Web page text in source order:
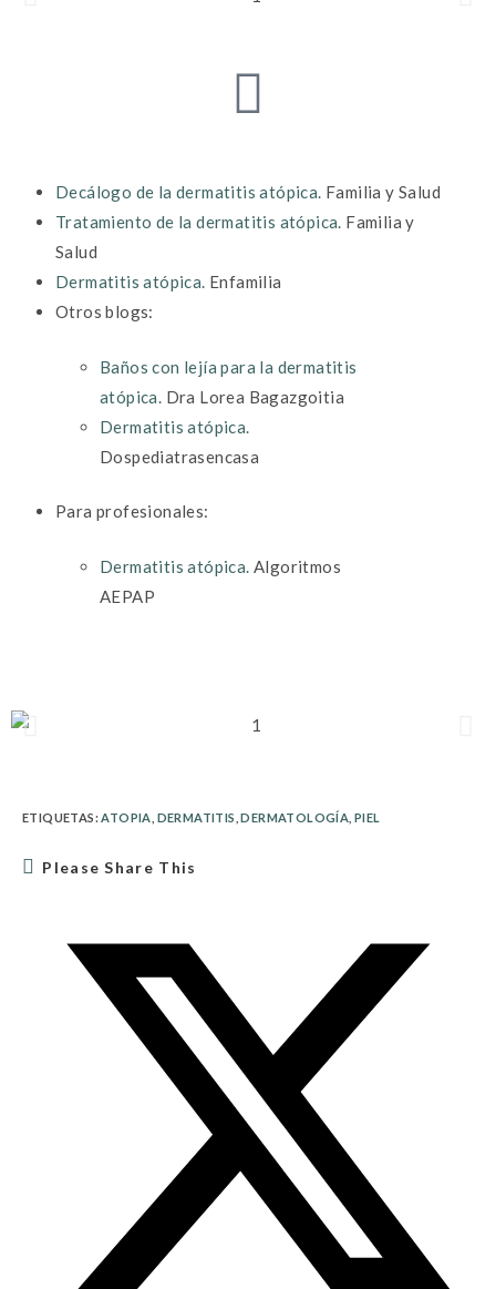
Decálogo de la dermatitis atópica. Familia y Salud
Tratamiento de la dermatitis atópica. Familia y
Salud
Dermatitis atópica. Enfamilia
Otros blogs:
Baños con lejía para la dermatitis
atópica. Dra Lorea Bagazgoitia
Dermatitis atópica.
Dospediatrasencasa
Para profesionales:
Dermatitis atópica. Algoritmos
AEPAP
ETIQUETAS:ATOPIA DERMATITIS DERMATOLOGÍA PIEL
Please Share This